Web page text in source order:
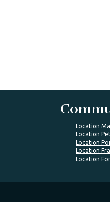
Location
Location
Location
Location
Location